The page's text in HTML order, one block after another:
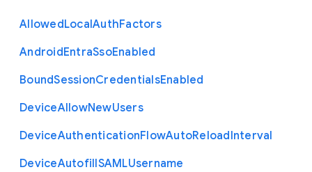
AllowedLocalAuthFactors
AndroidEntraSsoEnabled
BoundSessionCredentialsEnabled
DeviceAllowNewUsers
DeviceAuthenticationFlowAutoReloadInterval
DeviceAutofillSAMLUsername